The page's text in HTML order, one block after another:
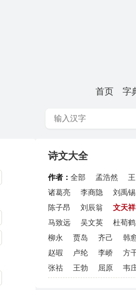
首页 字
诗文大全
作者：全部 孟浩然
诸葛亮
李商隐 刘禹锡
陈子昂
刘辰翁 文天祥
马致远
吴文英 杜荀鹤
柳永
贾岛 齐己 韩
赵嘏
卢纶 李峤 方
张祜
王勃 屈原 韦